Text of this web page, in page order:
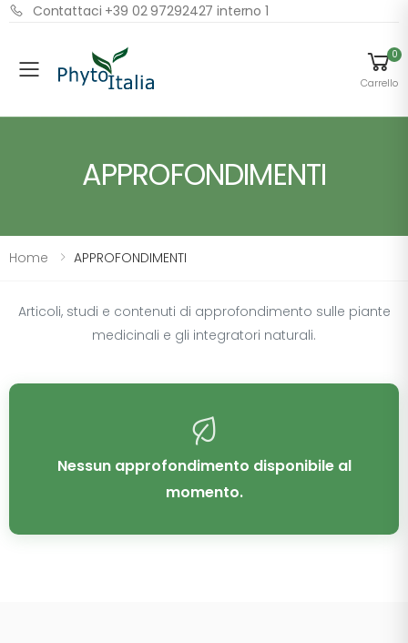
Contattaci +39 02 97292427 interno 1
Menu
0
Carrello
APPROFONDIMENTI
Home APPROFONDIMENTI
Articoli, studi e contenuti di approfondimento sulle piante
medicinali e gli integratori naturali.
Nessun approfondimento disponibile al
momento.